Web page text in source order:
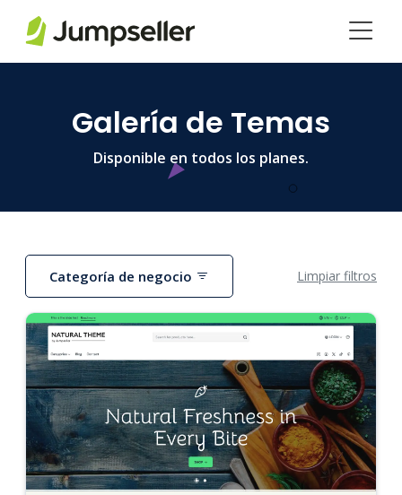
Galería de Temas
Disponible en todos los planes.
Categoría de negocio Limpiar filtros